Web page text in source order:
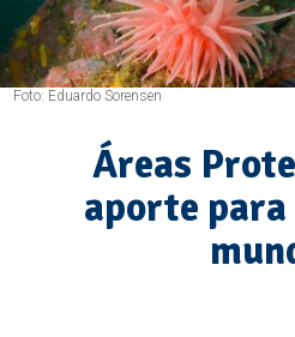
Foto: Eduardo Sorensen
Áreas
aporte